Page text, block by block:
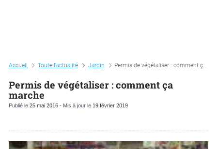
Accueil Toute l'actualité Jardin Permis de végétaliser : comment ça marche
Permis de végétaliser : comment ça
marche
Publié le 25 mai 2016 - Mis à jour le 19 février 2019